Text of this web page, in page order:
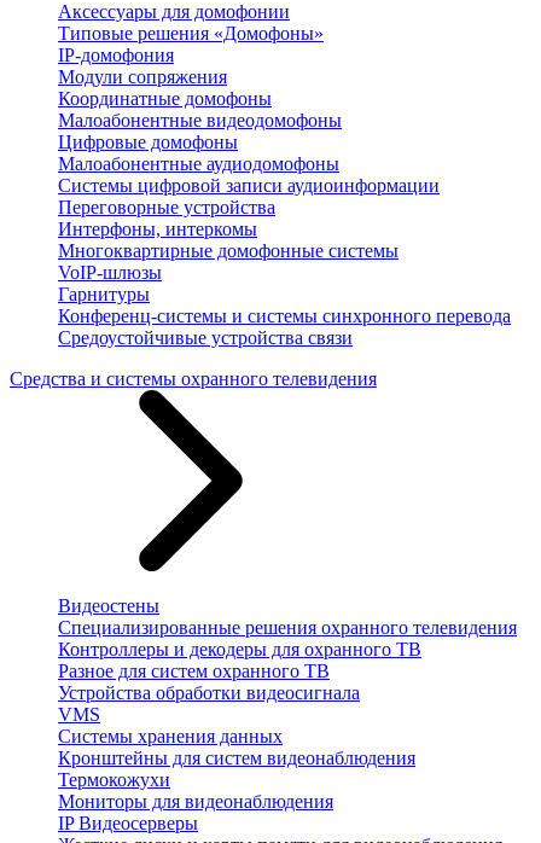
Аксессуары для домофонии
Типовые решения «Домофоны»
IP-домофония
Модули сопряжения
Координатные домофоны
Малоабонентные видеодомофоны
Цифровые домофоны
Малоабонентные аудиодомофоны
Системы цифровой записи аудиоинформации
Переговорные устройства
Интерфоны, интеркомы
Многоквартирные домофонные системы
VoIP-шлюзы
Гарнитуры
Конференц-системы и системы синхронного перевода
Средоустойчивые устройства связи
Средства и системы охранного телевидения
Видеостены
Специализированные решения охранного телевидения
Контроллеры и декодеры для охранного ТВ
Разное для систем охранного ТВ
Устройства обработки видеосигнала
VMS
Системы хранения данных
Кронштейны для систем видеонаблюдения
Термокожухи
Мониторы для видеонаблюдения
IP Видеосерверы